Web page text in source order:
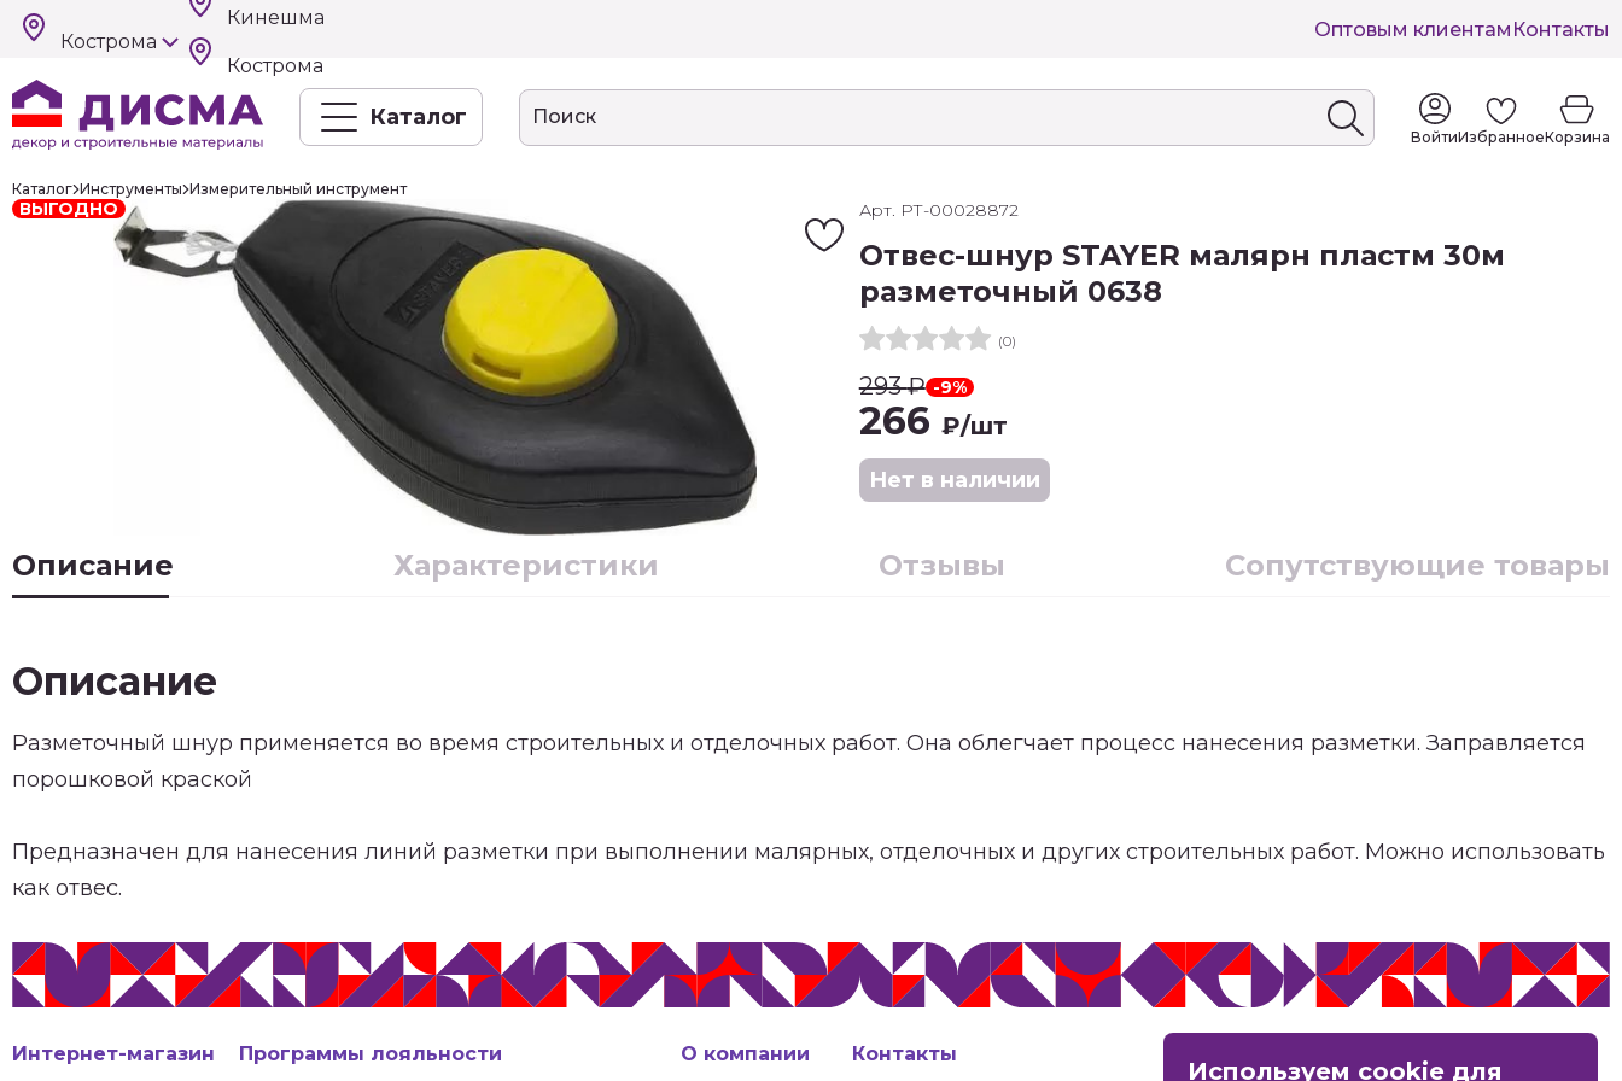
Кострома
Кинешма
Кострома
Оптовым клиентам Контакты
Каталог
ВойтиИзбранноеКорзина
Каталог Инструменты Измерительный инструмент
ВЫГОДНО Арт. РТ-00028872
Отвес-шнур STAYER малярн пластм 30м
разметочный 0638
(0)
293₽ -9%
266 ₽/шт
Нет в наличии
Описание Характеристики Отзывы Сопутствующие товары
Описание
Разметочный шнур применяется во время строительных и отделочных работ. Она облегчает процесс нанесения разметки. Заправляется
порошковой краской
Предназначен для нанесения линий разметки при выполнении малярных, отделочных и других строительных работ. Можно использовать
как отвес.
Интернет-магазин
Программы лояльности
О компании
Контакты
Используем cookie для